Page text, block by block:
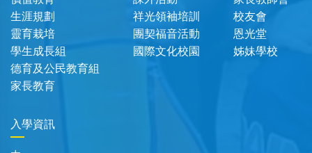
生涯規劃
靈育栽培
學生成長組
德育及公民教育組
家長教育
祥光領袖培訓
團契福音活動
國際文化校園
校友會
恩光堂
姊妹學校
入學資訊